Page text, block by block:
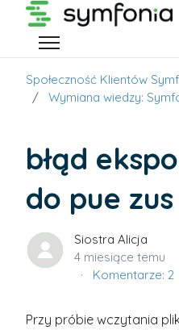
Przejdź do głównej zawartości
Przełącz menu
Społeczność Klientów
Wymiana wiedzy:
błąd
do pue zus
Siostra Alicja
4 miesiące temu
Komentarze: 2
Przy próbie wczytania